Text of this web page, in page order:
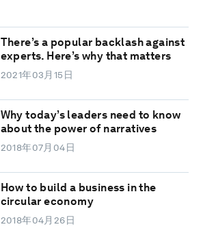
There’s a popular backlash against
experts. Here’s why that matters
2021年03月15日
Why today’s leaders need to know
about the power of narratives
2018年07月04日
How to build a business in the
circular economy
2018年04月26日